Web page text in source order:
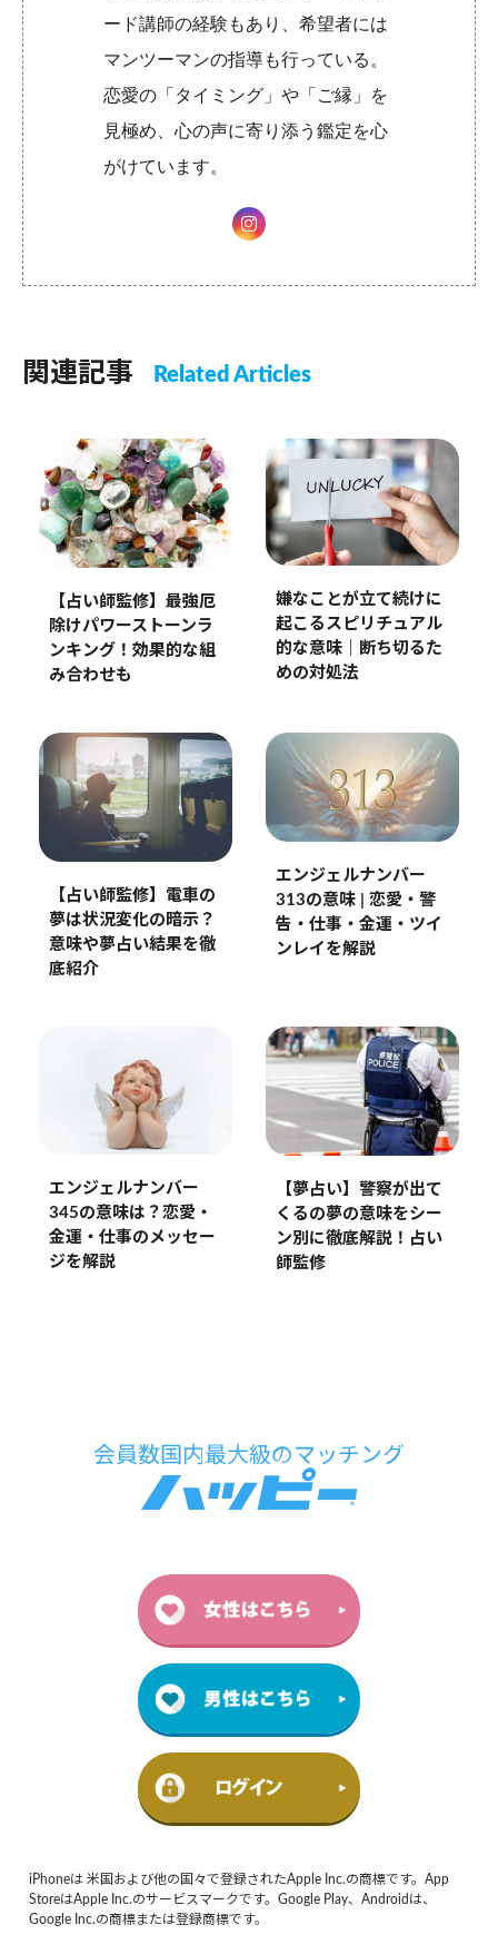
ード講師の経験もあり、希望者には
マンツーマンの指導も行っている。
恋愛の「タイミング」や「ご縁」を
見極め、心の声に寄り添う鑑定を心
がけています。
関連記事 Related Articles
【占い師監修】最強厄
除けパワーストーンラ
ンキング！効果的な組
み合わせも
嫌なことが立て続けに
起こるスピリチュアル
的な意味｜断ち切るた
めの対処法
【占い師監修】電車の
夢は状況変化の暗示？
意味や夢占い結果を徹
底紹介
エンジェルナンバー
313の意味 | 恋愛・警
告・仕事・金運・ツイ
ンレイを解説
エンジェルナンバー
345の意味は？恋愛・
金運・仕事のメッセー
ジを解説
【夢占い】警察が出て
くるの夢の意味をシー
ン別に徹底解説！占い
師監修
iPhoneは 米国および他の国々で登録されたApple Inc.の商標です。App
StoreはApple Inc.のサービスマークです。Google Play、Androidは、
Google Inc.の商標または登録商標です。